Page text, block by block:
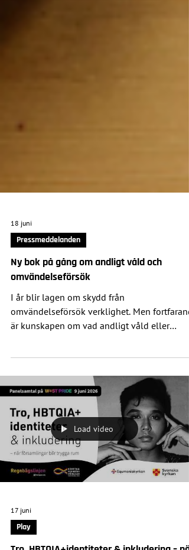
Pressmeddelanden
Ny bok på gång om andligt våld och
omvändelseförsök
I år blir lagen om skydd från
är kunskapen om vad andligt våld eller
Kristna regnbågsrörelsen arbetar med en ny
bok om andligt våld och omvändelseförsök.
söker fem personer som vill dela sin
erfarenhet i egna kapitel.
Load video